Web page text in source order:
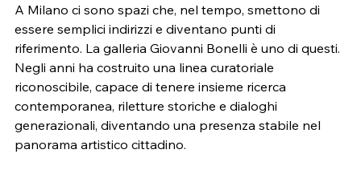
A Milano ci sono spazi che, nel tempo, smettono di
essere semplici indirizzi e diventano punti di
riferimento. La galleria Giovanni Bonelli è uno di questi.
Negli anni ha costruito una linea curatoriale
riconoscibile, capace di tenere insieme ricerca
contemporanea, riletture storiche e dialoghi
generazionali, diventando una presenza stabile nel
panorama artistico cittadino.